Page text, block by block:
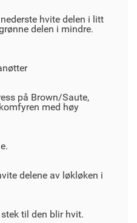
hvite delen i litt
delen i mindre.
på Brown/Saute,
med høy
delene av løkløken i
til den blir hvit.